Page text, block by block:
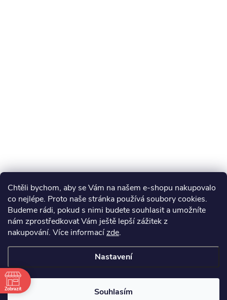
Chtěli bychom, aby se Vám na našem e-shopu nakupovalo
co nejlépe. Proto naše stránka používá soubory cookies.
Budeme rádi, pokud s nimi budete souhlasit a umožníte
nám zprostředkovat Vám ještě lepší zážitek z
nakupování. Více informacízde.
Nastavení
Souhlasím
Zobrazit